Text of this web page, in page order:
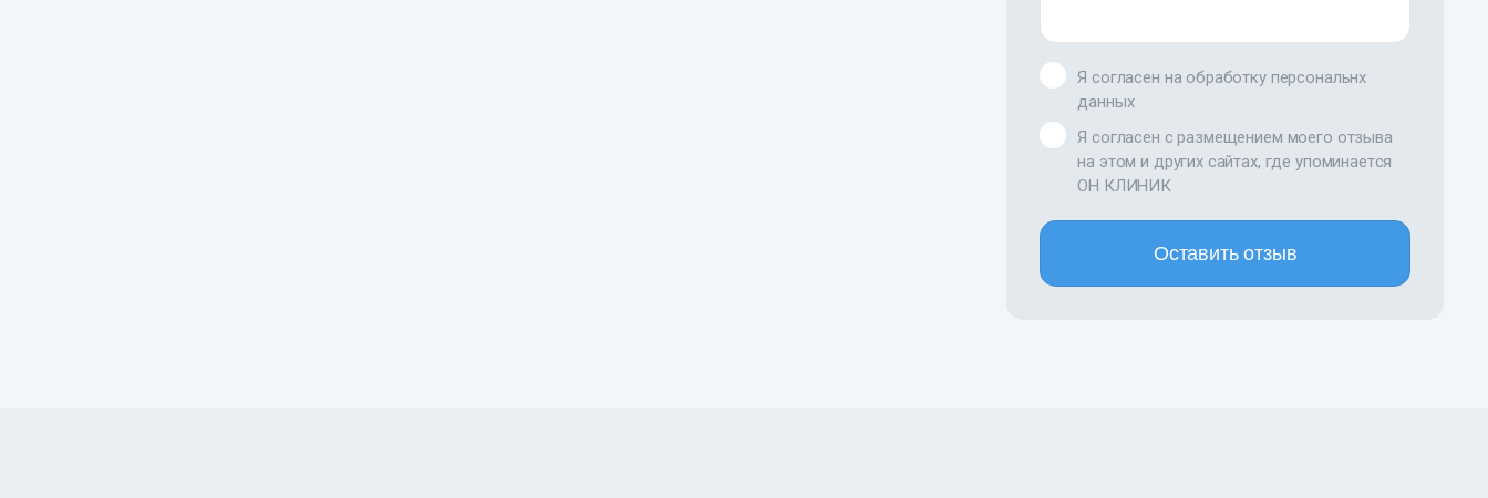
Я согласен на обработку персональнх
данных
Я согласен с размещением моего отзыва
на этом и других сайтах, где упоминается
ОН КЛИНИК
Оставить отзыв